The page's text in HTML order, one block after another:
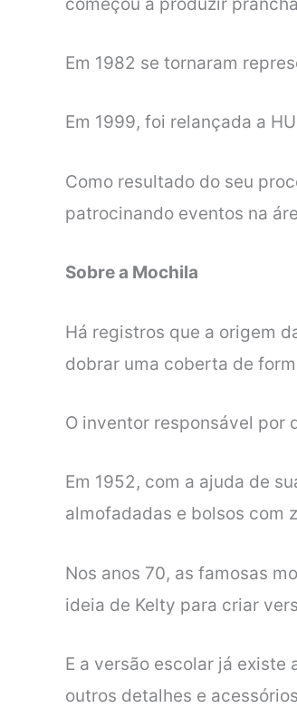
Em 1982 se tornaram
Em 1999, foi relançada a
Como resultado do seu
patrocinando eventos na
Sobre a Mochila
Há registros que a origem
dobrar uma coberta de
O inventor responsável por
Em 1952, com a ajuda de
almofadadas e bolsos com
Nos anos 70, as famosas
ideia de Kelty para criar
E a versão escolar já
outros detalhes e